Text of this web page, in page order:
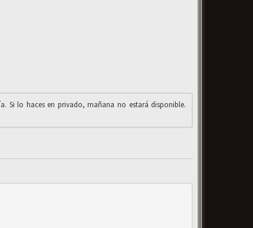
Si lo haces en privado, mañana no estará disponible.